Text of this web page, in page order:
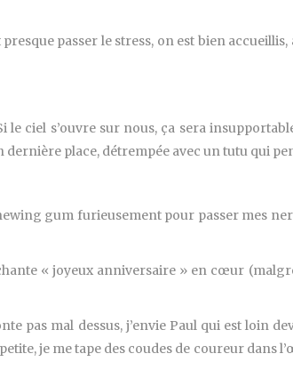
passer le stress, on est bien accueillis,
ciel s’ouvre sur nous, ça sera
dernière place, détrempée avec un tutu qui
gum furieusement pour passer mes
« joyeux anniversaire » en cœur
pas mal dessus, j’envie Paul qui est loin
je me tape des coudes de coureur dans